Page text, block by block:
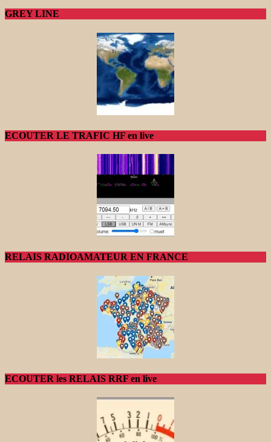
GREY LINE
ECOUTER LE TRAFIC HF en live
RELAIS RADIOAMATEUR EN FRANCE
ECOUTER les RELAIS RRF en live